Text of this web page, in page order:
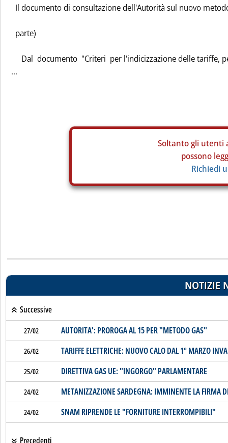
Il documento di consultazione dell'Autorità sul nuovo
parte)
Dal documento "Criteri per l'indicizzazione delle tariffe,
...
Soltanto gli utenti
possono
Richiedi
NOTIZIE
Successive
27/02 AUTORITA': PROROGA AL 15 PER "METODO GAS"
26/02 TARIFFE ELETTRICHE: NUOVO CALO DAL 1° MARZO
25/02 DIRETTIVA GAS UE: "INGORGO" PARLAMENTARE
24/02 METANIZZAZIONE SARDEGNA: IMMINENTE LA FIRMA
24/02 SNAM RIPRENDE LE "FORNITURE INTERROMPIBILI"
Precedenti